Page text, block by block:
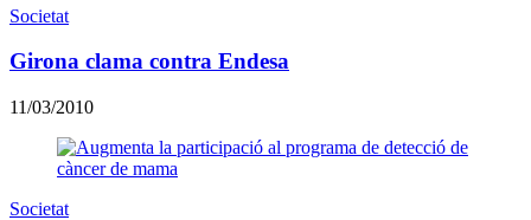
Societat
Girona clama contra Endesa
11/03/2010
Societat